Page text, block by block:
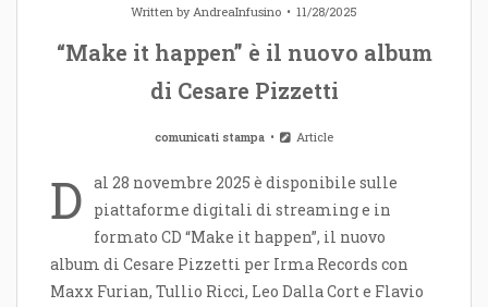
Written byAndreaInfusino 11/28/2025
“Make it happen” è il nuovo album
di Cesare Pizzetti
comunicati stampa Article
D al 28 novembre 2025 è disponibile sulle
piattaforme digitali di streaming e in
formato CD “Make it happen”, il nuovo
album di Cesare Pizzetti per Irma Records con
Maxx Furian, Tullio Ricci, Leo Dalla Cort e Flavio